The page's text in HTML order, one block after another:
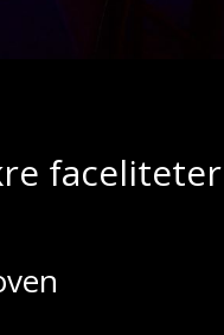
faceliteter